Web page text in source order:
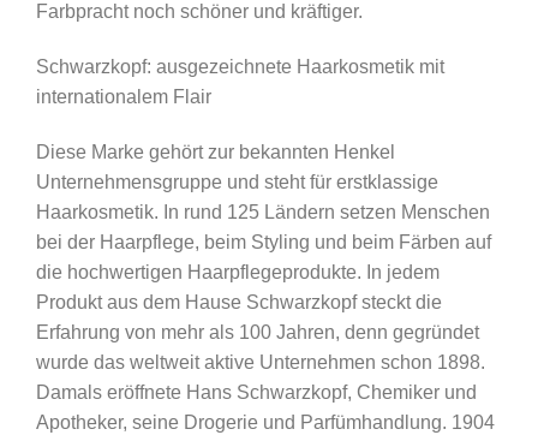
Farbpracht noch schöner und kräftiger.
Schwarzkopf: ausgezeichnete Haarkosmetik mit
internationalem Flair
Diese Marke gehört zur bekannten Henkel
Unternehmensgruppe und steht für erstklassige
Haarkosmetik. In rund 125 Ländern setzen Menschen
bei der Haarpflege, beim Styling und beim Färben auf
die hochwertigen Haarpflegeprodukte. In jedem
Produkt aus dem Hause Schwarzkopf steckt die
Erfahrung von mehr als 100 Jahren, denn gegründet
wurde das weltweit aktive Unternehmen schon 1898.
Damals eröffnete Hans Schwarzkopf, Chemiker und
Apotheker, seine Drogerie und Parfümhandlung. 1904